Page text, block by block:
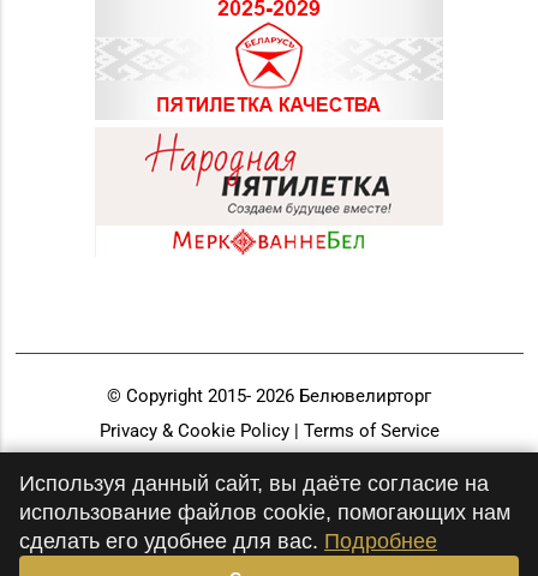
© Copyright 2015- 2026 Белювелирторг
Privacy & Cookie Policy | Terms of Service
Используя данный сайт, вы даёте согласие на
использование файлов cookie, помогающих нам
сделать его удобнее для вас. Подробнее